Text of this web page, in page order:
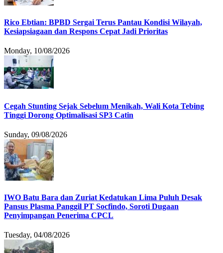
Rico Ebtian: BPBD Sergai Terus Pantau Kondisi Wilayah,
Kesiapsiagaan dan Respons Cepat Jadi Prioritas
Monday, 10/08/2026
Cegah Stunting Sejak Sebelum Menikah, Wali Kota Tebing
Tinggi Dorong Optimalisasi SP3 Catin
Sunday, 09/08/2026
IWO Batu Bara dan Zuriat Kedatukan Lima Puluh Desak
Pansus Plasma Panggil PT Socfindo, Soroti Dugaan
Penyimpangan Penerima CPCL
Tuesday, 04/08/2026